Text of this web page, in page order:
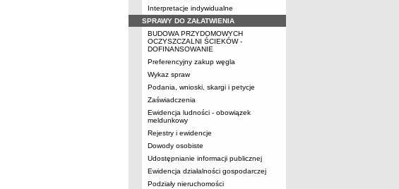
Interpretacje indywidualne
SPRAWY DO ZAŁATWIENIA
BUDOWA PRZYDOMOWYCH
OCZYSZCZALNI ŚCIEKÓW -
DOFINANSOWANIE
Preferencyjny zakup węgla
Wykaz spraw
Podania, wnioski, skargi i petycje
Zaświadczenia
Ewidencja ludności - obowiązek
meldunkowy
Rejestry i ewidencje
Dowody osobiste
Udostępnianie informacji publicznej
Ewidencja działalności gospodarczej
Podziały nieruchomości